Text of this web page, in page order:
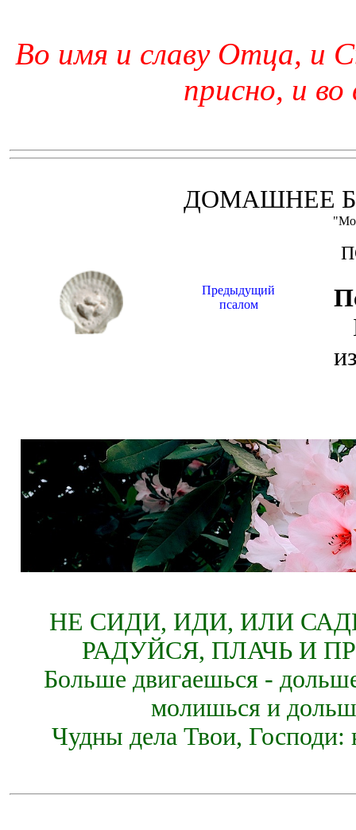
Во имя и славу Отца, и
присно, и во
ДОМАШНЕЕ
Предыдущий
псалом
НЕ СИДИ, ИДИ, ИЛИ
РАДУЙСЯ, ПЛАЧЬ И
Больше двигаешься -
молишься и
Чудны дела Твои, Господи: